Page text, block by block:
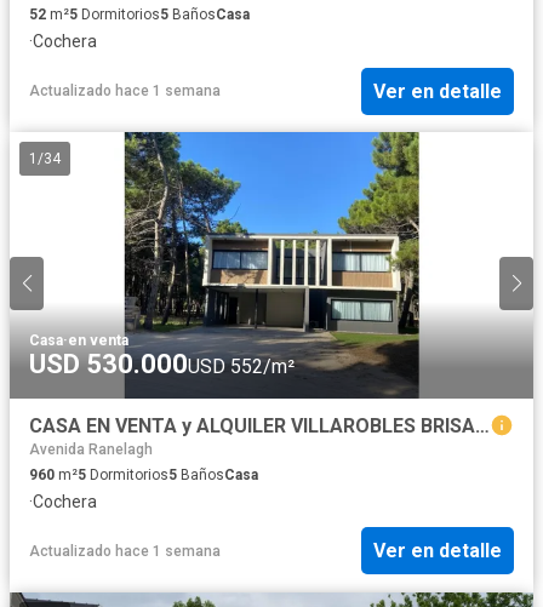
52 m²5 Dormitorios5 BañosCasa
·Cochera
Actualizado hace 1 semana Ver en detalle
1 /34
Casa·en venta
USD 530.000USD 552/m²
CASA EN VENTA y ALQUILER VILLAROBLES BRISAS 498
Avenida Ranelagh
960 m²5 Dormitorios5 BañosCasa
·Cochera
Actualizado hace 1 semana Ver en detalle